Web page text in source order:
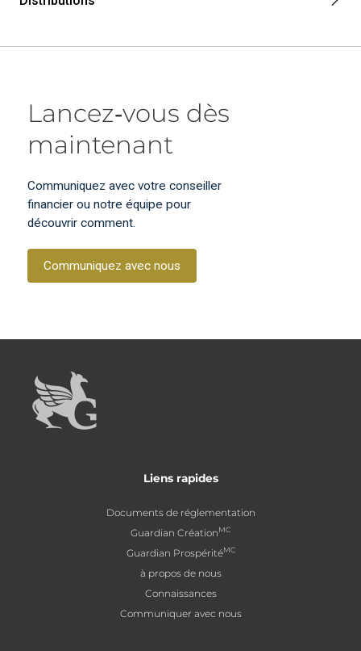
Lancez‑vous dès
maintenant
Communiquez avec votre conseiller
financier ou notre équipe pour
découvrir comment.
Communiquez avec nous
Liens rapides
Documents de réglementation
Guardian CréationMC
Guardian ProspéritéMC
à propos de nous
Connaissances
Communiquer avec nous